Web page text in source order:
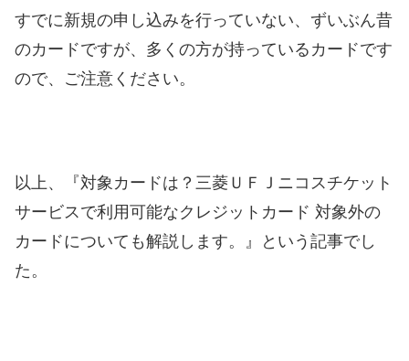
すでに新規の申し込みを行っていない、ずいぶん昔
のカードですが、多くの方が持っているカードです
ので、ご注意ください。
以上、『対象カードは？三菱ＵＦＪニコスチケット
サービスで利用可能なクレジットカード 対象外の
カードについても解説します。』という記事でし
た。